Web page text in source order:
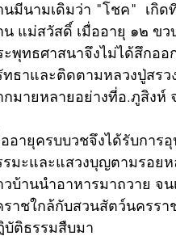
นมีนามเดิมว่า "โชค"  เกิ
น แม่สวัสดิ์ เมื่ออายุ ๑๒ ข
ะพุทธศาสนาจึงไม่ได้สึกออ
ทธาและติดตามหลวงปู่สรว
กมายหลายอย่างที่อ.ภูสิงห์
ออายุครบบวชจึงได้รับกา
รมะและแสวงบุญตามรอยห
วบ้านนำอาหารมาถวาย จ
ราชใกล้กับสวนสัตว์นครร
บัติธรรมสืบมา